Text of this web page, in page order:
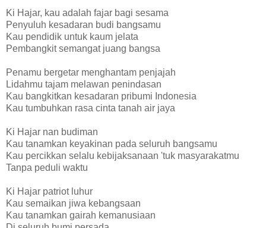
Ki Hajar, kau adalah fajar bagi sesama
Penyuluh kesadaran budi bangsamu
Kau pendidik untuk kaum jelata
Pembangkit semangat juang bangsa
Penamu bergetar menghantam penjajah
Lidahmu tajam melawan penindasan
Kau bangkitkan kesadaran pribumi Indonesia
Kau tumbuhkan rasa cinta tanah air jaya
Ki Hajar nan budiman
Kau tanamkan keyakinan pada seluruh bangsamu
Kau percikkan selalu kebijaksanaan 'tuk masyarakatmu
Tanpa peduli waktu
Ki Hajar patriot luhur
Kau semaikan jiwa kebangsaan
Kau tanamkan gairah kemanusiaan